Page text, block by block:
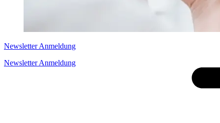
Newsletter Anmeldung
Newsletter Anmeldung